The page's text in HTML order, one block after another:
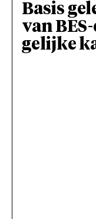
Basis
van
gelijke